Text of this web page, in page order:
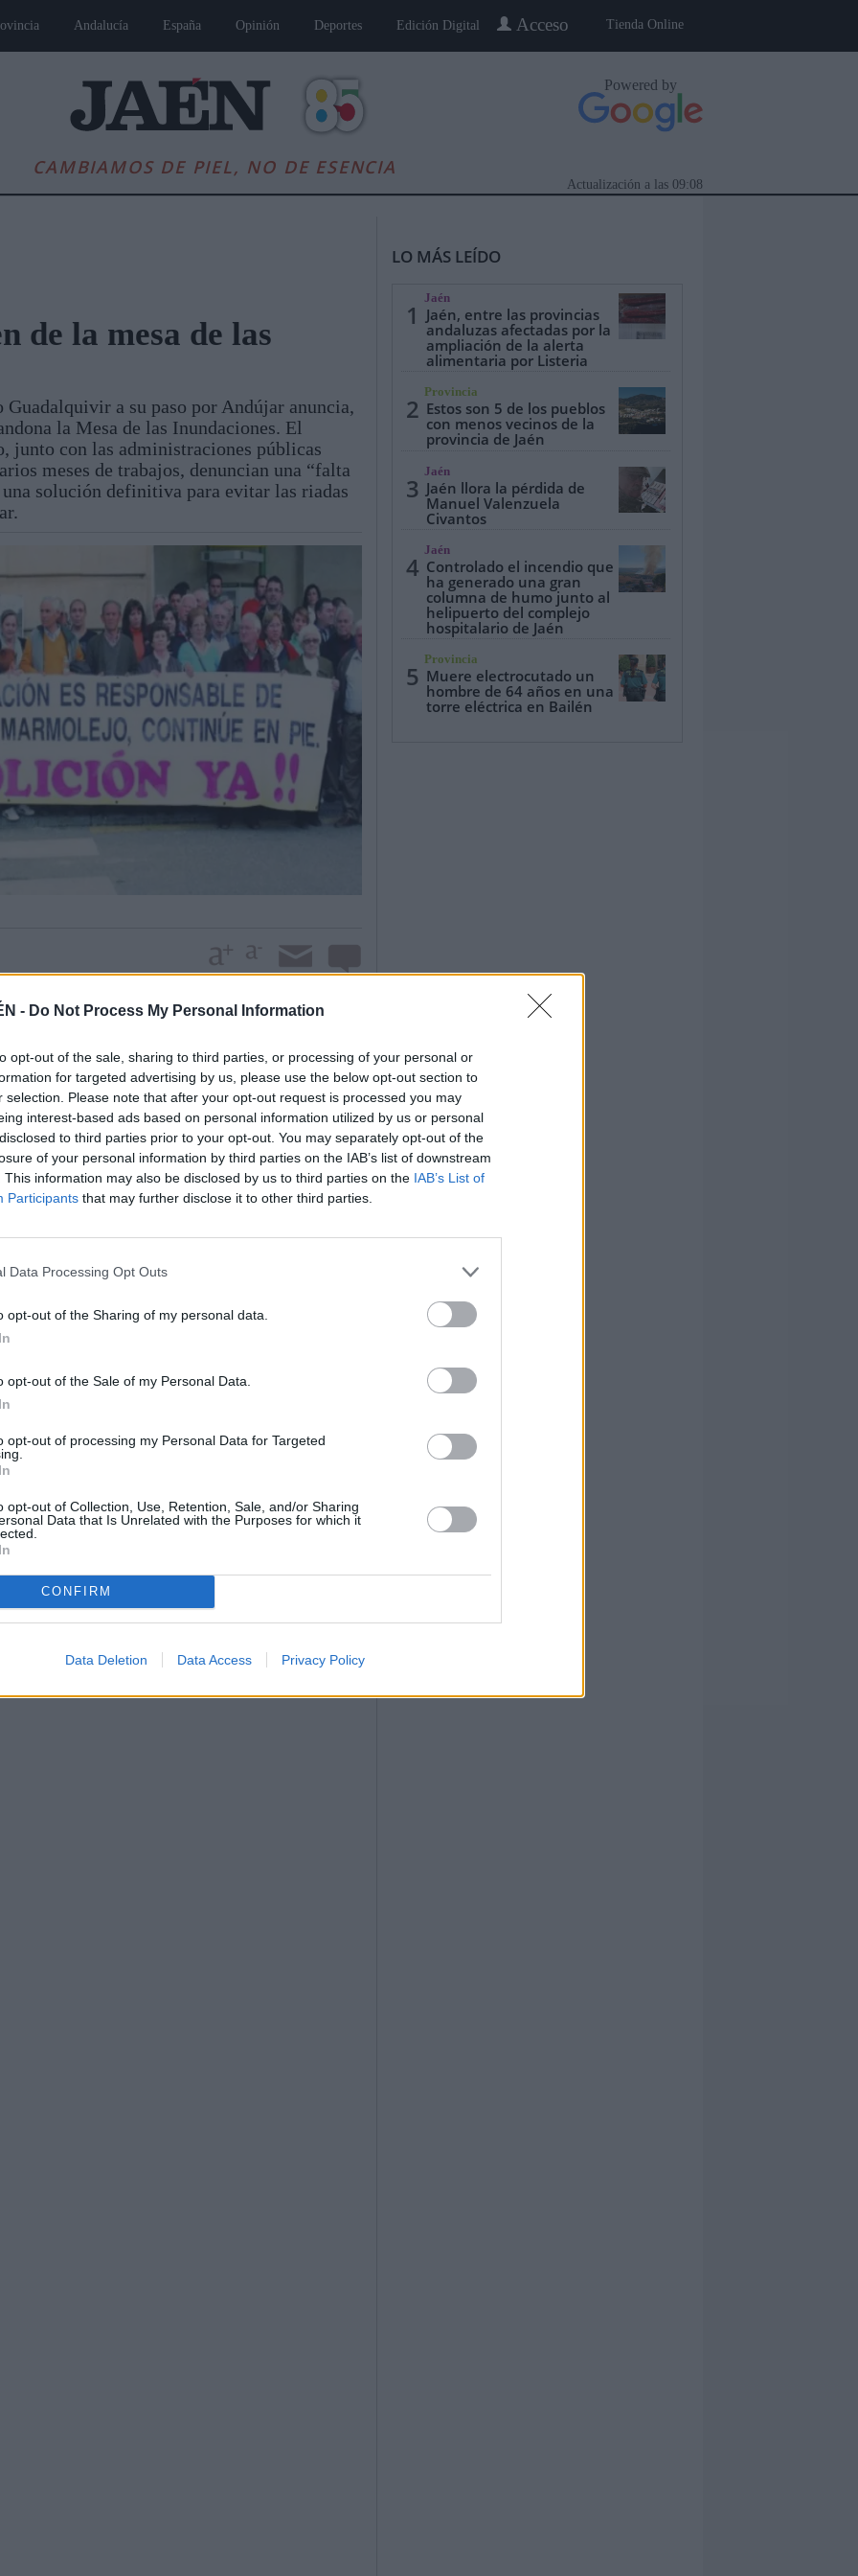
- Do Not Process My Personal Information
opt-out of the sale, sharing to third parties, or processing of your personal or
for targeted advertising by us, please use the below opt-out section to
selection. Please note that after your opt-out request is processed you may
interest-based ads based on personal information utilized by us or personal
to third parties prior to your opt-out. You may separately opt-out of the
of your personal information by third parties on the IAB’s list of downstream
This information may also be disclosed by us to third parties on the IAB’s List of
Participants that may further disclose it to other third parties.
Data Processing Opt Outs
opt-out of the Sharing of my personal data.
opt-out of the Sale of my Personal Data.
opt-out of processing my Personal Data for Targeted
opt-out of Collection, Use, Retention, Sale, and/or Sharing
Data that Is Unrelated with the Purposes for which it
CONFIRM
Data Deletion Data Access Privacy Policy
Tienda Online
Acceso
Andalucía España Opinión Deportes Edición Digital
CAMBIAMOS DE PIEL, NO DE ESENCIA
Powered by
09:08
Actualización a las
Jaén, Pueblo a Pueblo Gente Especiales
de la mesa de las
a su paso por Andújar anuncia,
la Mesa de las Inundaciones. El
junto con las administraciones públicas
meses de trabajos, denuncian una “falta
solución definitiva para evitar las riadas
interés” de los representantes del Gobierno
Guadalquivir (CHG) y el Ayuntamiento. Juan
asegura que la plataforma decidió por
más en la comisión permanente de trabajo
que, desgraciadamente, no ha servido
de las inundaciones que todos
pero, si no se toman las medidas que
ciudad”, subraya el portavoz.
la Mesa de las Inundaciones fueron “forzadas”
También recuerda las constantes presiones al
de los plenos de la Corporación Municipal. Es
“la falta de interés” del alcalde de la ciudad, Jesús
comisión, pero nunca ha tenido claro el espíritu
palabrería, pero compromiso ninguno
en la moción aprobada por todos los grupos
a reunirse con las instituciones responsables,
LO MÁS LEÍDO
1
Jaén
Jaén, entre las provincias
andaluzas afectadas por la
ampliación de la alerta
alimentaria por Listeria
2
Provincia
Estos son 5 de los pueblos
con menos vecinos de la
provincia de Jaén
3
Jaén
Jaén llora la pérdida de
Manuel Valenzuela
Civantos
4
Jaén
Controlado el incendio que
ha generado una gran
columna de humo junto al
helipuerto del complejo
hospitalario de Jaén
5
Provincia
Muere electrocutado un
hombre de 64 años en una
torre eléctrica en Bailén